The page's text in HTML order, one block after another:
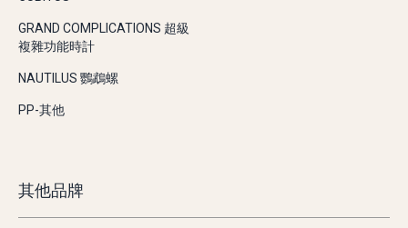
GRAND COMPLICATIONS 超級
複雜功能時計
NAUTILUS 鸚鵡螺
PP-其他
其他品牌